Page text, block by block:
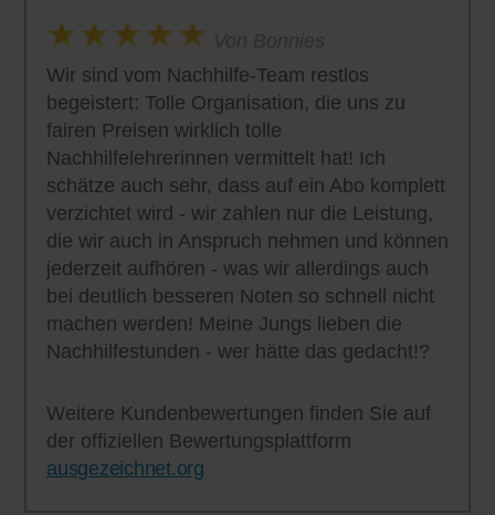
Wir sind vom Nachhilfe-Team restlos
begeistert: Tolle Organisation, die uns zu
fairen Preisen wirklich tolle
Nachhilfelehrerinnen vermittelt hat! Ich
schätze auch sehr, dass auf ein Abo komplett
verzichtet wird - wir zahlen nur die Leistung,
die wir auch in Anspruch nehmen und können
jederzeit aufhören - was wir allerdings auch
bei deutlich besseren Noten so schnell nicht
machen werden! Meine Jungs lieben die
Nachhilfestunden - wer hätte das gedacht!?
Weitere Kundenbewertungen finden Sie auf
der offiziellen Bewertungsplattform
ausgezeichnet.org